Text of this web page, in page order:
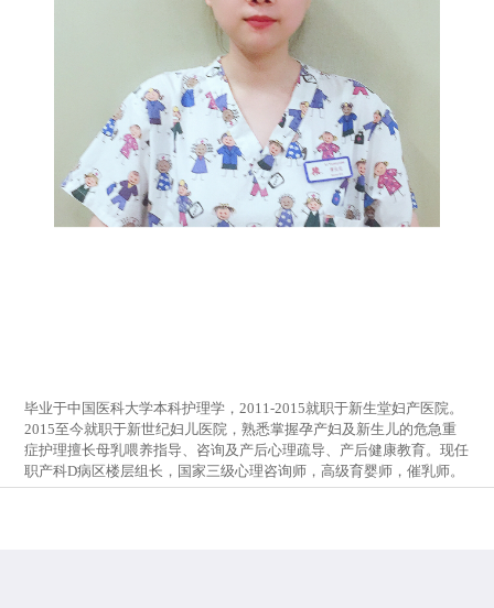
毕业于中国医科大学本科护理学，2011-2015就职于新生堂妇产医院。
2015至今就职于新世纪妇儿医院，熟悉掌握孕产妇及新生儿的危急重
症护理擅长母乳喂养指导、咨询及产后心理疏导、产后健康教育。现任
职产科D病区楼层组长，国家三级心理咨询师，高级育婴师，催乳师。